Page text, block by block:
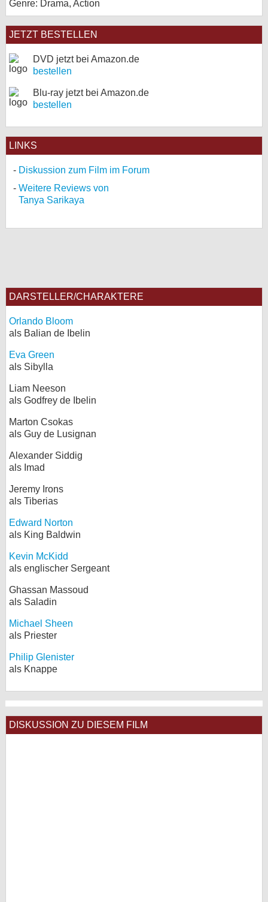
Genre: Drama, Action
JETZT BESTELLEN
DVD jetzt bei Amazon.de
bestellen
Blu-ray jetzt bei Amazon.de
bestellen
LINKS
Diskussion zum Film im Forum
Weitere Reviews von
Tanya Sarikaya
DARSTELLER/CHARAKTERE
Orlando Bloom
als Balian de Ibelin
Eva Green
als Sibylla
Liam Neeson
als Godfrey de Ibelin
Marton Csokas
als Guy de Lusignan
Alexander Siddig
als Imad
Jeremy Irons
als Tiberias
Edward Norton
als King Baldwin
Kevin McKidd
als englischer Sergeant
Ghassan Massoud
als Saladin
Michael Sheen
als Priester
Philip Glenister
als Knappe
DISKUSSION ZU DIESEM FILM